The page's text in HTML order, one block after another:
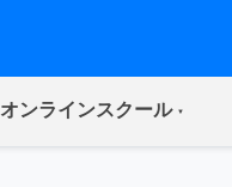
オンラインスクール(current)